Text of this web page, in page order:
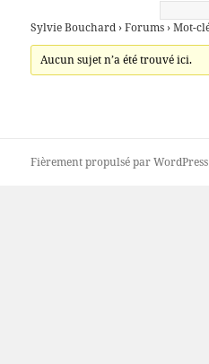
Sylvie Bouchard › Forums › Mot-
Aucun sujet n’a été trouvé ici.
Fièrement propulsé par WordPress